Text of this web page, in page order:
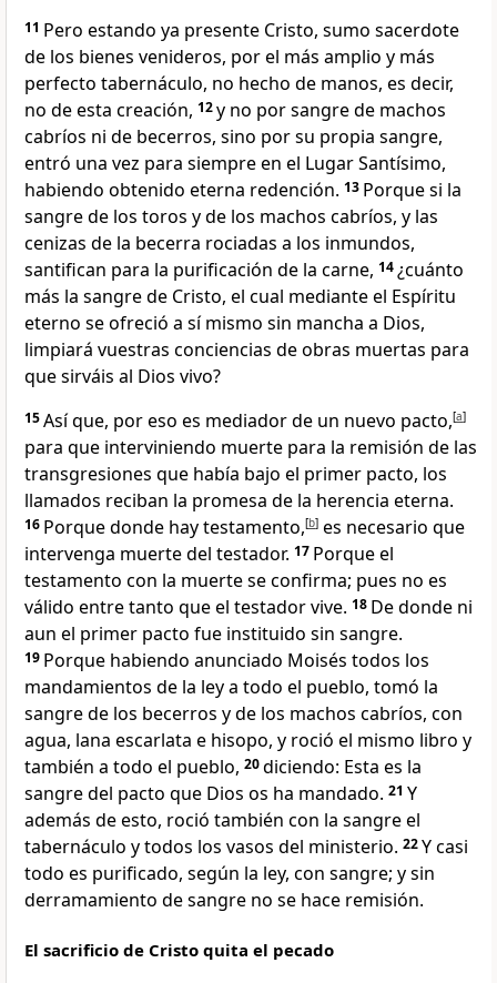
11 Pero estando ya presente Cristo, sumo sacerdote
de los bienes venideros, por el más amplio y más
perfecto tabernáculo, no hecho de manos, es decir,
no de esta creación, 12y no por sangre de machos
cabríos ni de becerros, sino por su propia sangre,
entró una vez para siempre en el Lugar Santísimo,
habiendo obtenido eterna redención. 13 Porque si la
sangre de los toros y de los machos cabríos, y las
cenizas de la becerra rociadas a los inmundos,
santifican para la purificación de la carne, 14¿cuánto
más la sangre de Cristo, el cual mediante el Espíritu
eterno se ofreció a sí mismo sin mancha a Dios,
limpiará vuestras conciencias de obras muertas para
que sirváis al Dios vivo?
15Así que, por eso es mediador de un nuevo pacto,[a]
para que interviniendo muerte para la remisión de las
transgresiones que había bajo el primer pacto, los
llamados reciban la promesa de la herencia eterna.
16 Porque donde hay testamento,[b] es necesario que
intervenga muerte del testador. 17 Porque el
testamento con la muerte se confirma; pues no es
válido entre tanto que el testador vive. 18 De donde ni
aun el primer pacto fue instituido sin sangre.
19 Porque habiendo anunciado Moisés todos los
mandamientos de la ley a todo el pueblo, tomó la
sangre de los becerros y de los machos cabríos, con
agua, lana escarlata e hisopo, y roció el mismo libro y
también a todo el pueblo, 20diciendo: Esta es la
sangre del pacto que Dios os ha mandado. 21 Y
además de esto, roció también con la sangre el
tabernáculo y todos los vasos del ministerio. 22Y casi
todo es purificado, según la ley, con sangre; y sin
derramamiento de sangre no se hace remisión.
El sacrificio de Cristo quita el pecado